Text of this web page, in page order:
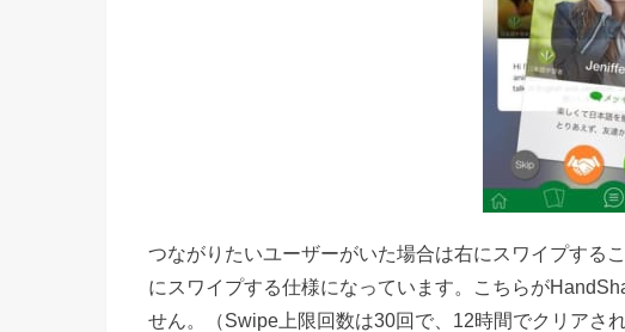
つながりたいユーザーがいた場合は右にスワイプする
にスワイプする仕様になっています。こちらが
せん。（Swipe上限回数は30回で、12時間でクリアされ